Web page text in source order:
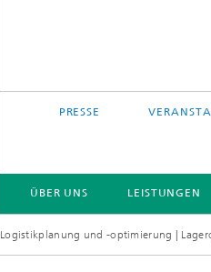
PRESSE
ÜBER UNS LEISTUNGEN
Logistikplanung und -optimierung |